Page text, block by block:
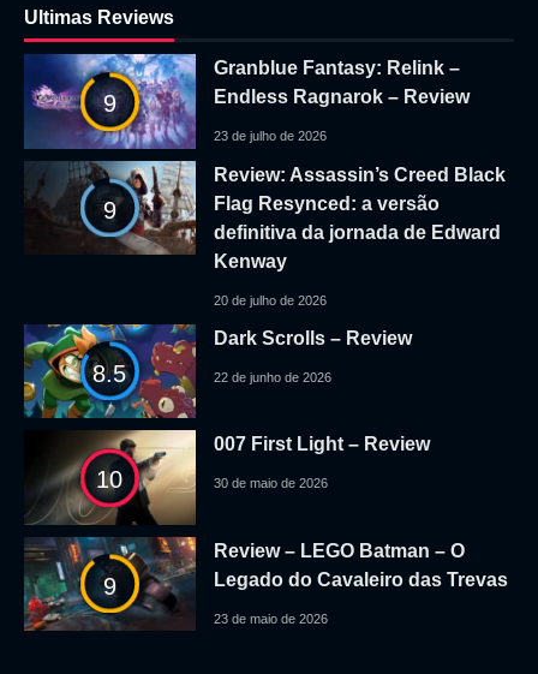
Ultimas Reviews
9
Granblue Fantasy: Relink –
Endless Ragnarok – Review
23 de julho de 2026
9
Review: Assassin’s Creed Black
Flag Resynced: a versão
definitiva da jornada de Edward
Kenway
20 de julho de 2026
8.5
Dark Scrolls – Review
22 de junho de 2026
10
007 First Light – Review
30 de maio de 2026
9
Review – LEGO Batman – O
Legado do Cavaleiro das Trevas
23 de maio de 2026